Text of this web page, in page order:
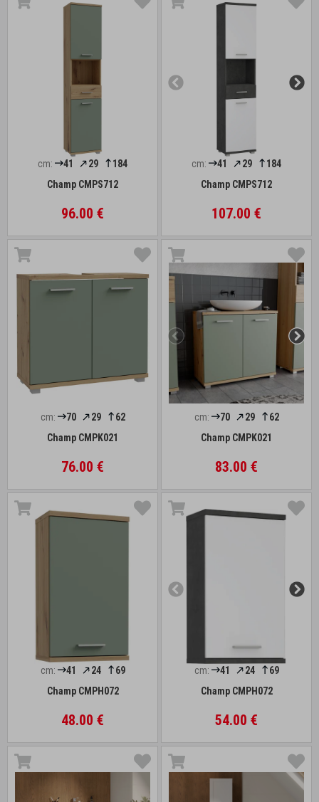
cm: 41 29
184
Champ CMPS712
96.00 €
cm: 41 29
184
Champ CMPS712
107.00 €
cm: 70 29
62
Champ CMPK021
76.00 €
cm: 70 29
62
Champ CMPK021
83.00 €
cm: 41 24
69
Champ CMPH072
48.00 €
cm: 41 24
69
Champ CMPH072
54.00 €